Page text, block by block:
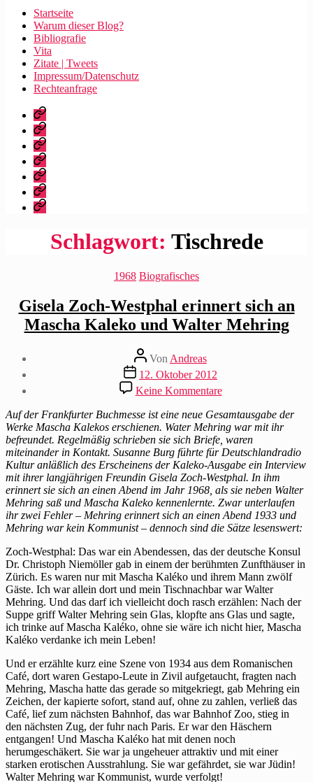
Startseite
Warum dieser Blog?
Bibliografie
Vita
Zitate | Tweets
Impressum/Datenschutz
Rechteanfrage
Startseite
Warum
dieser
Blog?
Bibliografie
Vita
Zitate
|
Tweets
Impressum/Datenschutz
Rechteanfrage
Schlagwort: Tischrede
Kategorien
1968 Biografisches
Gisela Zoch-Westphal erinnert sich an
Mascha Kaleko und Walter Mehring
Beitragsautor
Von Andreas
Beitragsdatum
12. Oktober 2012
Keine Kommentarezu
Gisela
Zoch-
Westphal
erinnert
sich
an
Mascha
Kaleko
und
Walter
Mehring
Auf der Frankfurter Buchmesse ist eine neue Gesamtausgabe der
Werke Mascha Kalekos erschienen. Water Mehring war mit ihr
befreundet. Regelmäßig schrieben sie sich Briefe, waren
miteinander in Kontakt. Susanne Burg führte für Deutschlandradio
Kultur anläßlich des Erscheinens der Kaleko-Ausgabe ein Interview
mit ihrer langjährigen Freundin Gisela Zoch-Westphal. In ihm
erinnert sie sich an einen Abend im Jahr 1968, als sie neben Walter
Mehring saß und Mascha Kaleko kennenlernte. Zwar unterlaufen
ihr zwei Fehler – Mehring erinnert sich an einen Abend 1933 und
Mehring war kein Kommunist – dennoch sind die Sätze lesenswert:
Zoch-Westphal: Das war ein Abendessen, das der deutsche Konsul
Dr. Christoph Niemöller gab in einem der berühmten Zunfthäuser in
Zürich. Es waren nur mit Mascha Kaléko und ihrem Mann zwölf
Gäste. Ich war allein dort und mein Tischnachbar war Walter
Mehring. Und das darf ich vielleicht doch rasch erzählen: Nach der
Suppe griff Walter Mehring sein Glas, klopfte ans Glas und sagte,
ich trinke auf Mascha Kaléko, ohne sie wäre ich nicht hier, Mascha
Kaléko verdanke ich mein Leben!
Und er erzählte kurz eine Szene von 1934 aus dem Romanischen
Café, dort waren Gestapo-Leute in Zivil aufgetaucht, fragten nach
Mehring, Mascha hatte das gerade so mitgekriegt, gab Mehring ein
Zeichen, der kapierte sofort, stand auf, ohne zu zahlen, verließ das
Café, lief zum nächsten Bahnhof, das war Bahnhof Zoo, stieg in
den nächsten Zug, der fuhr nach Paris. Er war den Häschern
entgangen! Und Mascha Kaléko hat mit denen noch
herumgeschäkert. Sie war ja ungeheuer attraktiv und mit einer
starken erotischen Ausstrahlung. Sie war gefährdet, sie war Jüdin!
Walter Mehring war Kommunist, wurde verfolgt!